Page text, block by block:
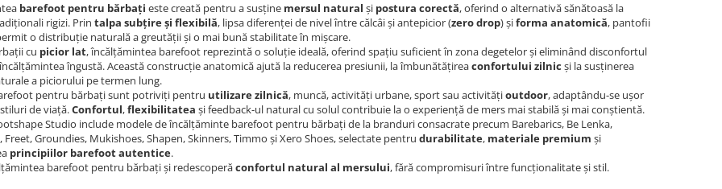
barefoot pentru bărbați este creată pentru a susține mersul natural și postura corectă, oferind o alternativă sănătoasă la
rigizi. Prin talpa subțire și flexibilă, lipsa diferenței de nivel între călcâi și antepicior (zero drop) șiforma anatomică, pantofii
o distribuție naturală a greutății și o mai bună stabilitate în mișcare.
cu picior lat, încălțămintea barefoot reprezintă o soluție ideală, oferind spațiu suficient în zona degetelor și eliminând disconfortul
îngustă. Această construcție anatomică ajută la reducerea presiunii, la îmbunătățireaconfortului zilnic și la susținerea
a piciorului pe termen lung.
pentru bărbați sunt potriviți pentru utilizare zilnică, muncă, activități urbane, sport sau activitățioutdoor, adaptându-se ușor
de viață.Confortul,flexibilitatea și feedback-ul natural cu solul contribuie la o experiență de mers mai stabilă și mai conștientă.
Studio include modele de încălțăminte barefoot pentru bărbați de la branduri consacrate precum Barebarics, Be Lenka,
Freet, Groundies, Mukishoes, Shapen, Skinners, Timmo și Xero Shoes, selectate pentru durabilitate, materiale premium și
principiilor barefoot autentice.
barefoot pentru bărbați și redescoperăconfortul natural al mersului, fără compromisuri între funcționalitate și stil.